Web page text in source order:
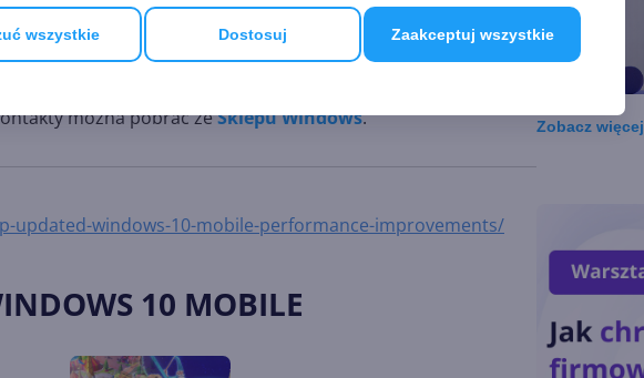
wszystkie Dostosuj Zaakceptuj wszystkie
która powodowała błędy aplikacji, zamiast kazać
do samej koncepcji, zapowiada się ciekawie. Wygląda na to,
można pobrać zeSklepu Windows.
updated-windows-10-mobile-performance-improvements/
10 MOBILE
Zobaczwięcej